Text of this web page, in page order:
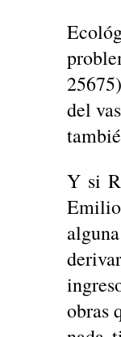
del
Y si
obras